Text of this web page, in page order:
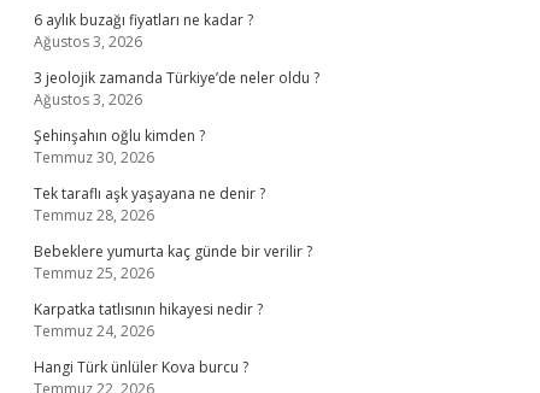
6 aylık buzağı fiyatları ne kadar ?
Ağustos 3, 2026
3 jeolojik zamanda Türkiye’de neler oldu ?
Ağustos 3, 2026
Şehinşahın oğlu kimden ?
Temmuz 30, 2026
Tek taraflı aşk yaşayana ne denir ?
Temmuz 28, 2026
Bebeklere yumurta kaç günde bir verilir ?
Temmuz 25, 2026
Karpatka tatlısının hikayesi nedir ?
Temmuz 24, 2026
Hangi Türk ünlüler Kova burcu ?
Temmuz 22, 2026